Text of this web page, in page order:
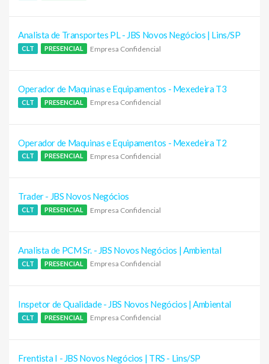
Analista de Transportes PL - JBS Novos Negócios | Lins/SP
CLT PRESENCIAL Empresa Confidencial
Operador de Maquinas e Equipamentos - Mexedeira T3
CLT PRESENCIAL Empresa Confidencial
Operador de Maquinas e Equipamentos - Mexedeira T2
CLT PRESENCIAL Empresa Confidencial
Trader - JBS Novos Negócios
CLT PRESENCIAL Empresa Confidencial
Analista de PCM Sr. - JBS Novos Negócios | Ambiental
CLT PRESENCIAL Empresa Confidencial
Inspetor de Qualidade - JBS Novos Negócios | Ambiental
CLT PRESENCIAL Empresa Confidencial
Frentista I - JBS Novos Negócios | TRS - Lins/SP